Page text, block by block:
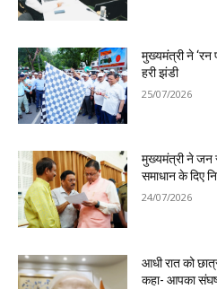
मुख्यमंत्री ने ‘रन
हरी झंडी
25/07/2026
मुख्यमंत्री ने जन
समाधान के दिए
24/07/2026
आधी रात को
कहा- आपका